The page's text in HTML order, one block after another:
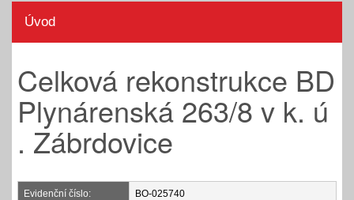
Úvod
Celková rekonstrukce BD
Plynárenská 263/8 v k. ú
. Zábrdovice
Evidenční číslo: BO-025740